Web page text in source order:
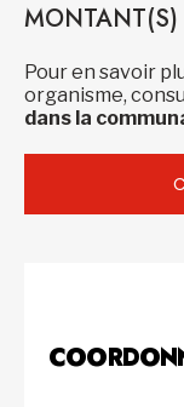
MONTANT(S)
Pour en savoir
organisme,
dans la